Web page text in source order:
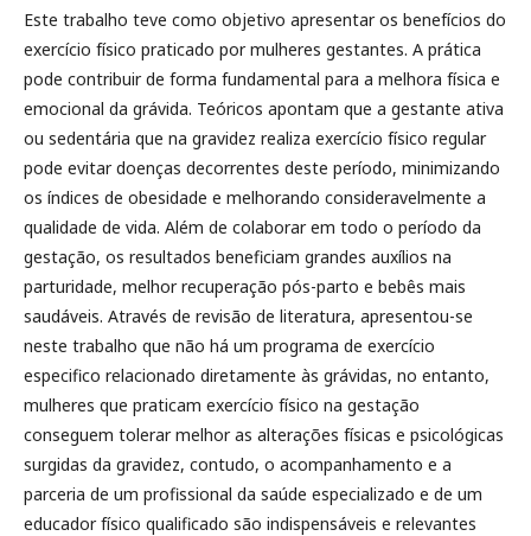
Este trabalho teve como objetivo apresentar os benefícios do
exercício físico praticado por mulheres gestantes. A prática
pode contribuir de forma fundamental para a melhora física e
emocional da grávida. Teóricos apontam que a gestante ativa
ou sedentária que na gravidez realiza exercício físico regular
pode evitar doenças decorrentes deste período, minimizando
os índices de obesidade e melhorando consideravelmente a
qualidade de vida. Além de colaborar em todo o período da
gestação, os resultados beneficiam grandes auxílios na
parturidade, melhor recuperação pós-parto e bebês mais
saudáveis. Através de revisão de literatura, apresentou-se
neste trabalho que não há um programa de exercício
especifico relacionado diretamente às grávidas, no entanto,
mulheres que praticam exercício físico na gestação
conseguem tolerar melhor as alterações físicas e psicológicas
surgidas da gravidez, contudo, o acompanhamento e a
parceria de um profissional da saúde especializado e de um
educador físico qualificado são indispensáveis e relevantes